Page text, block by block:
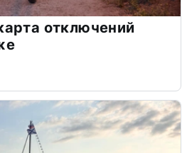
отключений